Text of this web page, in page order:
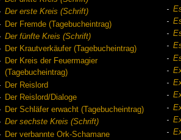
Der erste Kreis (Schrift)
Der Fremde (Tagebucheintrag)
Der fünfte Kreis (Schrift)
Der Krautverkäufer (Tagebucheintrag)
Der Kreis der Feuermagier
(Tagebucheintrag)
Der Reislord
Der Reislord/Dialoge
Der Schläfer erwacht (Tagebucheintrag)
Der sechste Kreis (Schrift)
Der verbannte Ork-Schamane